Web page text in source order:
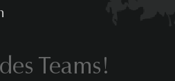
Teams!